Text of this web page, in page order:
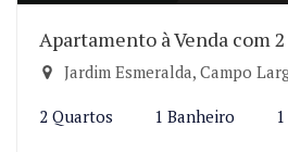
Apartamento à Venda com
Jardim Esmeralda, Campo
2 Quartos 1 Banheiro